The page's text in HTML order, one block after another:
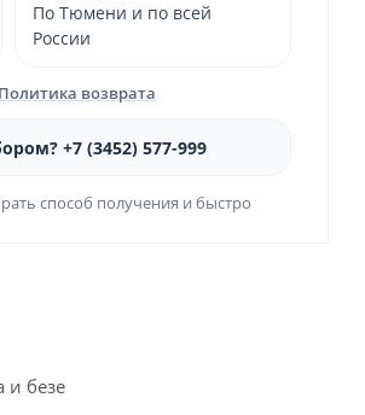
По Тюмени и по всей
России
Политика возврата
+7 (3452) 577-999
способ получения и быстро
и безе